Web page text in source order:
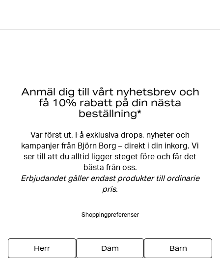
Anmäl dig till vårt nyhetsbrev och
få 10% rabatt på din nästa
beställning*
Var först ut. Få exklusiva drops, nyheter och
kampanjer från Björn Borg – direkt i din inkorg. Vi
ser till att du alltid ligger steget före och får det
bästa från oss.
Erbjudandet gäller endast produkter till ordinarie
pris.
Shoppingpreferenser
Herr Dam Barn